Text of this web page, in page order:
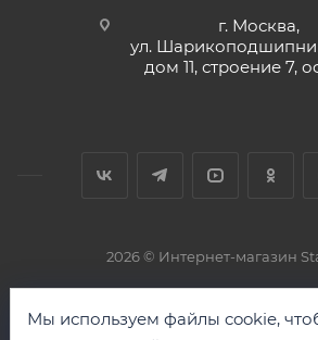
г. Москва,
ул.
дом 11, строение 7,
2026 © Интернет-магазин
Мы используем файлы cookie,